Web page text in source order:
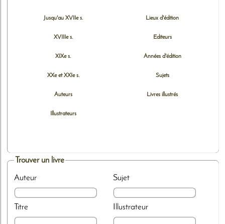
Jusqu'au XVIIe s.
XVIIIe s.
XIXe s.
XXe et XXIe s.
Auteurs
Illustrateurs
Lieux d'édition
Editeurs
Années d'édition
Sujets
Livres illustrés
Trouver un livre
Auteur
Titre
Sujet
Illustrateur